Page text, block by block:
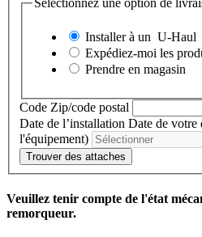
Sélectionnez une option de
Installer à un U-Haul
Expédiez-moi les
Prendre en magasin
Code Zip/code postal
Date de l’installation Date de votre
l'équipement)
Trouver des attaches
Veuillez tenir compte de l'état
remorqueur.